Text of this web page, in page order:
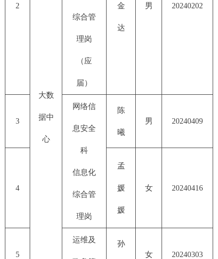
大数
据中
心
2
综合管
理岗
（应
届）
金
达
男 20240202
3
网络信
息安全
科
信息化
综合管
理岗
陈
曦
男 20240409
4
孟
媛
媛
女 20240416
5
运维及 孙
女 20240303